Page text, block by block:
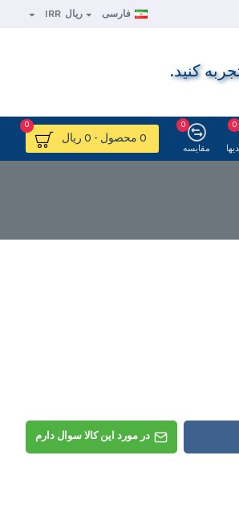
فارسی ریال IRR
کنید.
0
مقایسه
0
0 محصول - 0 ریال
0
در مورد این کالا سوال دارم